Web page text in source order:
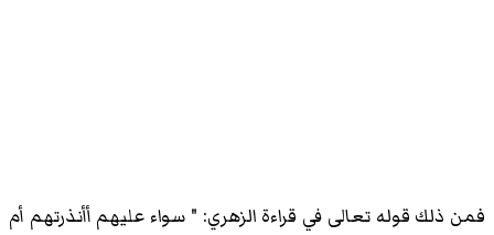
فمن ذلك قوله تعالى في قراءة الزهري: " سواء عليهم أأنذرتهم أم